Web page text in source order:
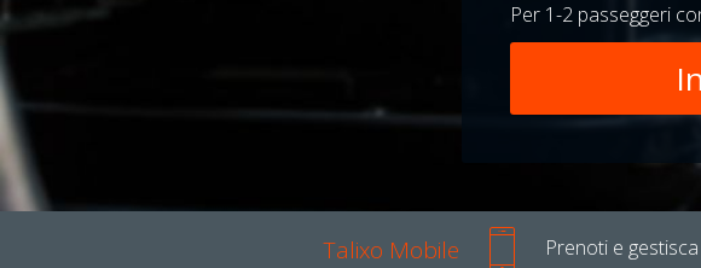
Per 1-2 passeggeri
Talixo Mobile Prenoti e